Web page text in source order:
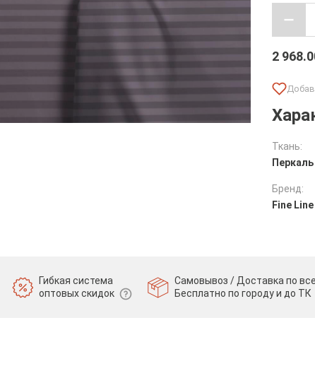
2
Ткань:
Перкаль
Бренд:
Fine Line
Гибкая система
оптовых скидок
Самовывоз / Доставка по
Бесплатно по городу и до ТК